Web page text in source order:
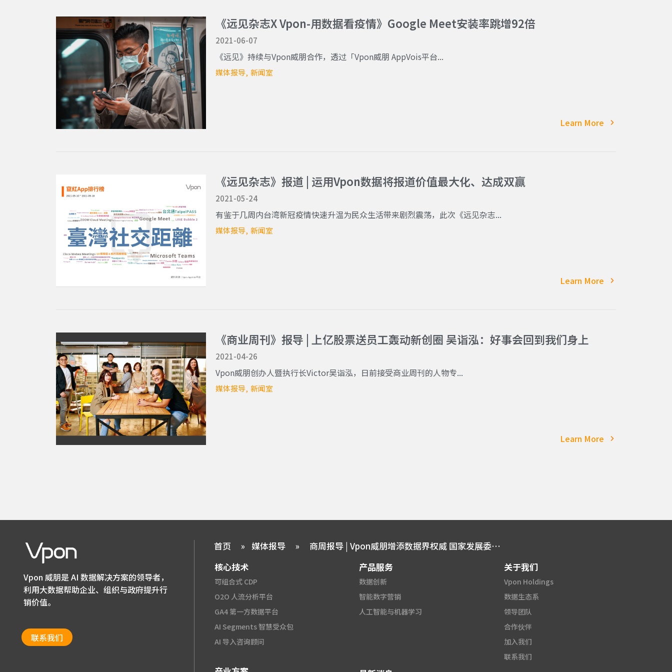
《远见杂志X Vpon-用数据看疫情》Google Meet安装率跳增92倍
2021-06-07
《远见》持续与Vpon威朋合作，透过「Vpon威朋 AppVois平台...
媒体报导 新闻室
Learn More
《远见杂志》报道 | 运用Vpon数据将报道价值最大化、达成双赢
2021-05-24
有鉴于几周内台湾新冠疫情快速升温为民众生活带来剧烈震荡，此次《远见杂志...
媒体报导 新闻室
Learn More
《商业周刊》报导 | 上亿股票送员工轰动新创圈 吴诣泓：好事会回到我们身上
2021-04-26
Vpon威朋创办人暨执行长Victor吴诣泓，日前接受商业周刊的人物专...
媒体报导 新闻室
Learn More
Vpon 威朋是 AI 数据解决方案的领导者，
利用大数据帮助企业、组织与政府提升行
销价值。
联系我们
首页 » 媒体报导 »
商周报导 | Vpon威朋增添数据界权威 国家发展委员会前主任委员陈美伶女士正式加入担任公司顾问
核心技术
可组合式 CDP
O2O 人流分析平台
GA4 第一方数据平台
AI Segments 智慧受众包
AI 导入咨询顾问
产品服务
数据创新
智能数字营销
人工智能与机器学习
关于我们
Vpon Holdings
数据生态系
领导团队
合作伙伴
加入我们
联系我们